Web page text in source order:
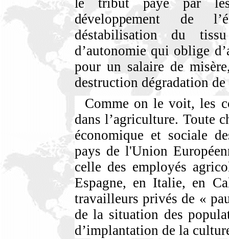
le tribut payé par
développement de l
déstabilisation du
d’autonomie qui oblige
pour un salaire de
destruction dégradation
Comme on le voit, les
dans l’agriculture. Toute
économique et sociale
pays de l'Union
celle des employés
Espagne, en Italie, en
travailleurs privés de «
de la situation des
d’implantation de la